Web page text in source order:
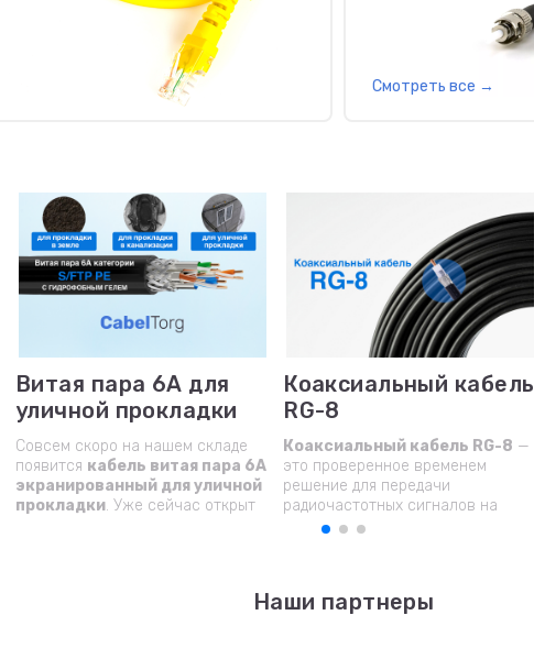
Смотреть все →
Витая пара 6А для
уличной прокладки
Совсем скоро на нашем складе
появится кабель витая пара 6А
экранированный для уличной
прокладки. Уже сейчас открыт
Коаксиальный кабель
RG-8
Коаксиальный кабель RG-8 —
это проверенное временем
решение для передачи
радиочастотных сигналов на
большие расстояния.
Наши партнеры